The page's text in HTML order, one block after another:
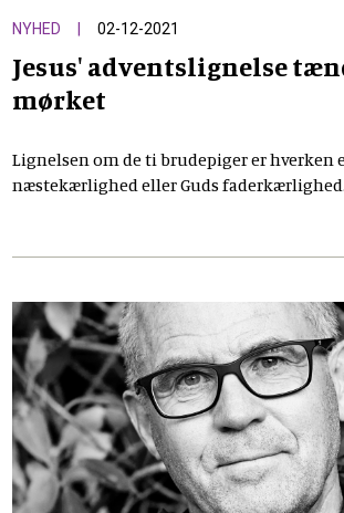
NYHED 02-12-2021
Jesus' adventslignelse
mørket
Lignelsen om de ti brudepiger er hverken
næstekærlighed eller Guds faderkærlighed.